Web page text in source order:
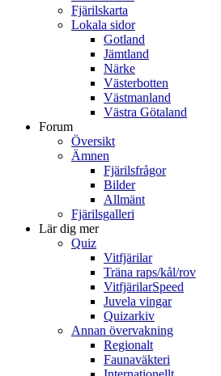
Fjärilskarta
Lokala sidor
Gotland
Jämtland
Närke
Västerbotten
Västmanland
Västra Götaland
Forum
Översikt
Ämnen
Fjärilsfrågor
Bilder
Allmänt
Fjärilsgalleri
Lär dig mer
Quiz
Vitfjärilar
Träna raps/kål/rov
VitfjärilarSpeed
Juvela vingar
Quizarkiv
Annan övervakning
Regionalt
Faunaväkteri